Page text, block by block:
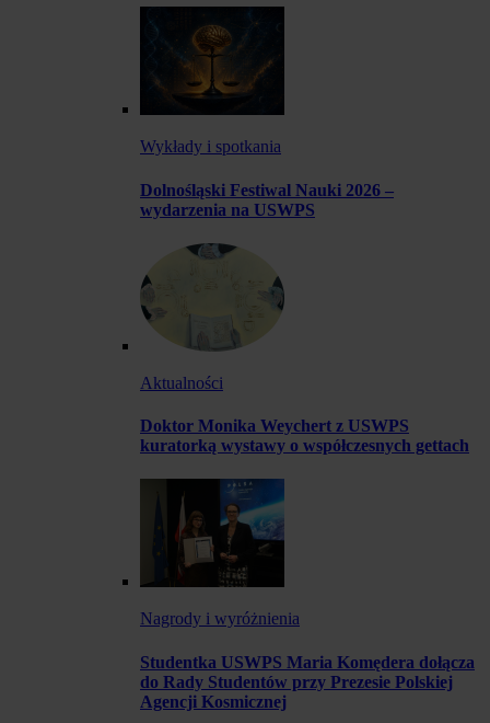
Wykłady i spotkania
Dolnośląski Festiwal Nauki 2026 –
wydarzenia na USWPS
Aktualności
Doktor Monika Weychert z USWPS
kuratorką wystawy o współczesnych gettach
Nagrody i wyróżnienia
Studentka USWPS Maria Komędera dołącza
do Rady Studentów przy Prezesie Polskiej
Agencji Kosmicznej